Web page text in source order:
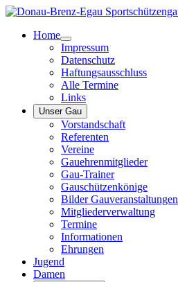
Home
Impressum
Datenschutz
Haftungsausschluss
Alle Termine
Links
Unser Gau
Vorstandschaft
Referenten
Vereine
Gauehrenmitglieder
Gau-Trainer
Gauschützenkönige
Bilder Gauveranstaltungen
Mitgliederverwaltung
Termine
Informationen
Ehrungen
Jugend
Damen